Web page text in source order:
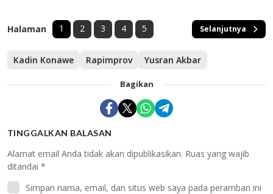
Halaman 1 2 3 4 5 Selanjutnya
Kadin Konawe Rapimprov Yusran Akbar
Bagikan
TINGGALKAN BALASAN
Alamat email Anda tidak akan dipublikasikan. Ruas yang wajib
ditandai *
Simpan nama, email, dan situs web saya pada peramban ini